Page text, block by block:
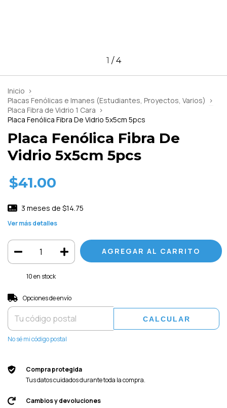
1 /4
Inicio >
Placas Fenólicas e Imanes (Estudiantes, Proyectos, Varios) >
Placa Fibra de Vidrio 1 Cara >
Placa Fenólica Fibra De Vidrio 5x5cm 5pcs
Placa Fenólica Fibra De
Vidrio 5x5cm 5pcs
$41.00
3 meses de $14.75
Ver más detalles
10en stock
Entregas para el CP:
Opciones de envío
CALCULAR
No sé mi código postal
Compra protegida
Tus datos cuidados durante toda la compra.
Cambios y devoluciones